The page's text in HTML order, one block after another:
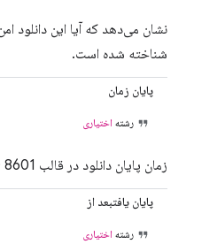
نشان می‌دهد که آیا این دانلود
شناخته شده است.
پایان زمان
رشته اختیاری
زمان پایان دانلود در قالب ISO 8601.
پایان یافتبعد از
رشته اختیاری